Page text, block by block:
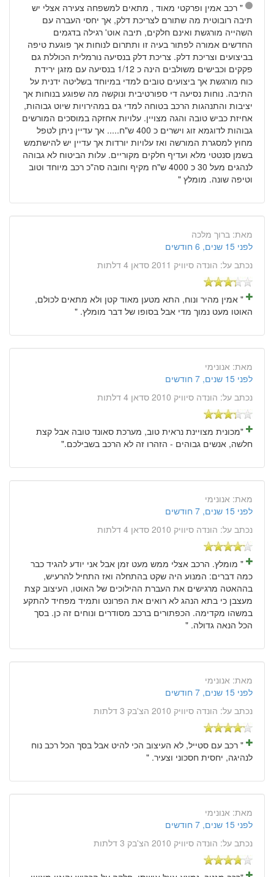
" רכב אמין ופרקטי מאוד , מתאים למשפחה צעירה אצלי יש
תיבה רובוטית מה שתורם לצריכת דלק, אך יחסי העברה עם
השהייה מורגשת ואינם חלקים, תיבה אוט' רגילה בדגמים
החדשים אמורה לפתור בעיה זו ותתרום לנוחות אך פוגעת טיפה
בביצועים וצריכת דלק. צריכת דלק בנסיעה נורמלית הכוללת גם
פקקים וכבישים משולבים הינה כ 1/12 בנסיעה עם מזגן ירידת
כוח מורגשת אך ביצועים טובים למדי במיוחד בשליטה ידנית על
התיבה. נוחות נסיעה די ספורטיבית ונוקשה מה שפוגע בנוחות אך
יציבות והתנהגות הרכב בטוחה למדי גם במהירויות שיוט גבוהות,
אחיזת כביש טובה והגה מצויין. עלויות אחזקה במוסכים המורשים
גבוהות לדוגמא זוג וישרים כ 400 ש"ח..... אך עדיין ניתן לטפל
מחוץ למסגרת המורשה ואז עלויות יורדות אך עדיין יש להישתמש
בשמן סנטטי מלא ועדיף חלקים מקוריים. עלות הביטוח לא גבוהה
לנהגים מעל 30 כ 4000 ש"ח מקיף וחובה סה"כ רכב מיוחד וטוב
וטיפה שונה. מומלץ "
מאת: ברוך מלכה
לפני 15 שנים, 6 חודשים
נכתב על: הונדה סיוויק 2011 סדאן 4 דלתות
" אמין מהיר ונוח, התא מטען מאוד קטן ולא מתאים לכולם,
האוטו מעט נמוך מדי אבל בסופו של דבר מומלץ. "
מאת: אנונימי
לפני 15 שנים, 7 חודשים
נכתב על: הונדה סיוויק 2010 סדאן 4 דלתות
"מכונית מצויינת נראית טוב, מערכת סאונד טובה אבל קצת
חלשה, אנשים גבוהים - הזהרו זה לא הרכב בשבילכם."
מאת: אנונימי
לפני 15 שנים, 7 חודשים
נכתב על: הונדה סיוויק 2010 סדאן 4 דלתות
" מומלץ. הרכב אצלי ממש מעט זמן אבל אני יודע להגיד כבר
כמה דברים: המנוע היה שקט בהתחלה ואז התחיל להרעיש,
בההאטה מרגישים את העברת ההילוכים של האוטו, העיצוב קצת
מעצבן כי בתא הנהג לא רואים את הפרונט ותמיד מפחיד להתקע
במשהו מקדימה. הכפתורים ברכב מסודרים ונוחים זה כן. בסך
הכל הנאה גדולה. "
מאת: אנונימי
לפני 15 שנים, 7 חודשים
נכתב על: הונדה סיוויק 2010 הצ'בק 3 דלתות
" רכב עם סטייל, לא העיצוב הכי להיט אבל בסך הכל רכב נוח
לנהיגה, יחסית חסכוני וצעיר. "
מאת: אנונימי
לפני 15 שנים, 7 חודשים
נכתב על: הונדה סיוויק 2010 הצ'בק 3 דלתות